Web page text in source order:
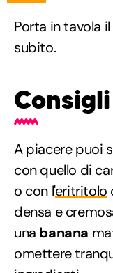
Porta in tavola
subito.
Consigli
A piacere puoi
con quello di
o con l'eritritolo
densa e
una banana
omettere